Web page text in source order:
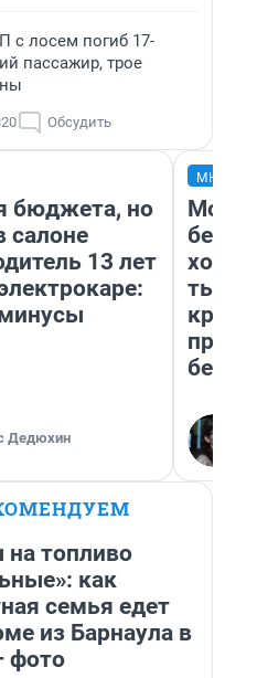
с лосем погиб 17-
пассажир, трое
Обсудить
бюджета, но
салоне
13 лет
Дедюхин
Мой
на топливо
как
семья едет
из Барнаула в
фото